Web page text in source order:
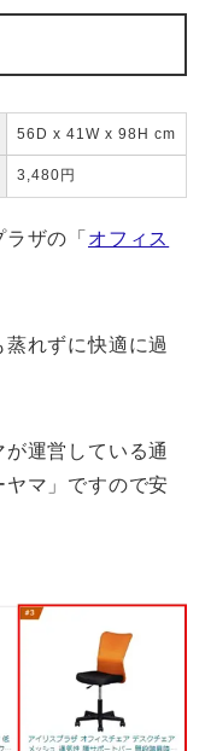
56D x 41W x 98H cm
3,480円
ザの「 オフィス
れずに快適に過
運営している通
マ」ですので安